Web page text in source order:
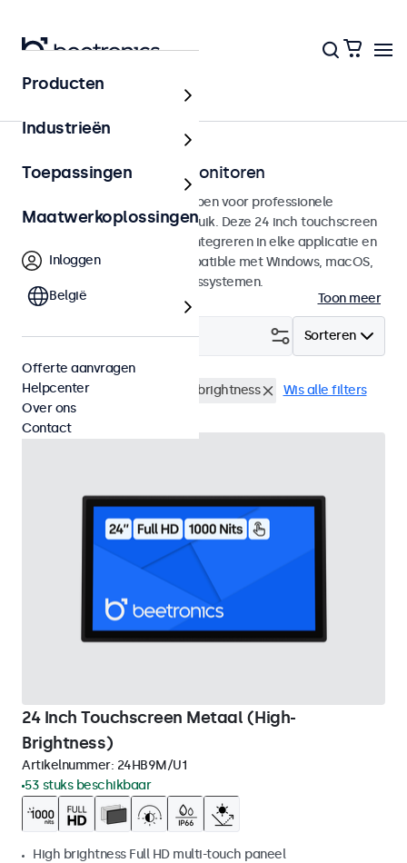
Touchscreens
24 inch touchscreen monitoren
24 inch touchscreens ontworpen voor professionele
toepassingen en continu gebruik. Deze 24 inch touchscreen
monitoren zijn eenvoudig te integreren in elke applicatie en
iedere omgeving en zijn compatible met Windows, macOS,
ChromeOS en Linux besturingssystemen.
Toon meer
Sorteren
Filter (1)
24 inch touchscreens High-brightness Wis alle filters
24 Inch Touchscreen Metaal (High-
Brightness)
Artikelnummer: 24HB9M/U1
53 stuks beschikbaar
High brightness Full HD multi-touch paneel
Producten
Industrieën
Toepassingen
Maatwerkoplossingen
Inloggen
België
Offerte aanvragen
Helpcenter
Over ons
Contact